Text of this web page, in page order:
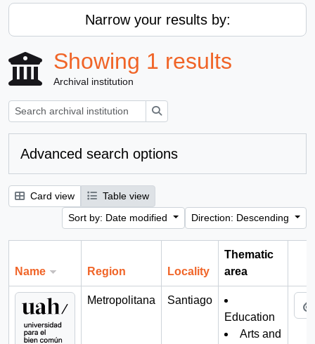
Narrow your results by:
Showing 1 results
Archival institution
Advanced search options
Card view
Table view
Sort by: Date modified
Direction: Descending
Name Region Locality
Thematic
area
Metropolitana
Santiago
Education
Arts and